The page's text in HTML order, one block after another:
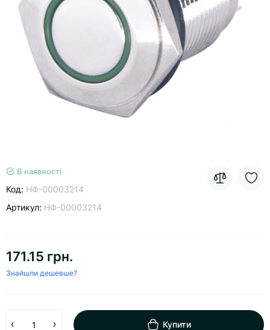
В наявності
Код: НФ-00003214
Артикул: НФ-00003214
171.15 грн.
Знайшли дешевше?
Купити